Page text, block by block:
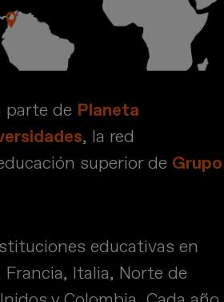
parte de Planeta
, la red
superior de Grupo
educativas en
Italia, Norte de